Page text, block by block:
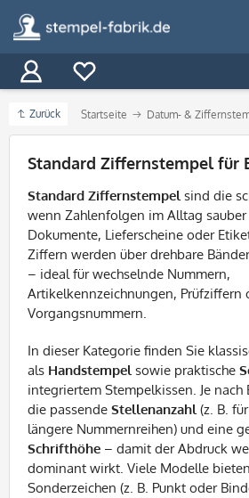
Zurück Startseite Datum- &
Filter
Standard Ziffernstempel für
Standard Ziffernstempelsind die
wenn Zahlenfolgen im Alltag
Dokumente, Lieferscheine oder
Ziffern werden über drehbare
– ideal für wechselnde Nummern,
Artikelkennzeichnungen, Prüfziffern
Vorgangsnummern.
In dieser Kategorie finden Sie
als Handstempelsowie praktische
integriertem Stempelkissen. Je nach
die passende Stellenanzahl(z. B.
längere Nummernreihen) und eine
Schrifthöhe – damit der Abdruck
dominant wirkt. Viele Modelle
Sonderzeichen (z. B. Punkt oder